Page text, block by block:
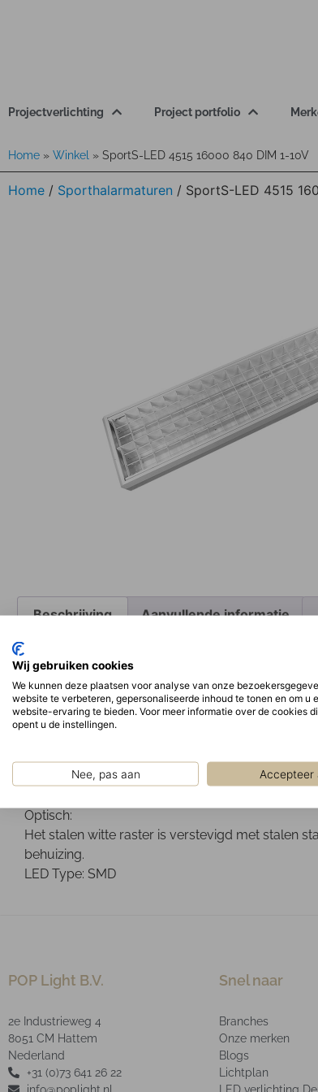
Wij gebruiken cookies
We kunnen deze plaatsen voor analyse van onze
website te verbeteren, gepersonaliseerde inhoud te tonen en om u
website-ervaring te bieden. Voor meer informatie over de cookies
opent u de instellingen.
Nee, pas aan Accepteer
Projectverlichting Project portfolio
Home » Winkel » SportS-LED 4515 16000 840 DIM 1-10V
Home / Sporthalarmaturen / SportS-LED 4515
Beschrijving Aanvullende informatie
Beschrijving
Installatie:
Armaturen zijn goedgekeurd door MPA
Ontwerp:
De behuizing is mat wit RAL9003
Optisch:
Het stalen witte raster is verstevigd met stalen
behuizing.
LED Type: SMD
POP Light B.V.
2e Industrieweg 4
8051 CM Hattem
Nederland
+31 (0)73 641 26 22
info@poplight.nl
Snel naar
Branches
Onze merken
Blogs
Lichtplan
LED verlichting